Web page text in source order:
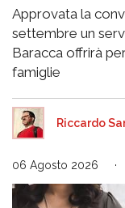
Approvata la
settembre un
Baracca offrirà
famiglie
Riccardo
06 Agosto 2026